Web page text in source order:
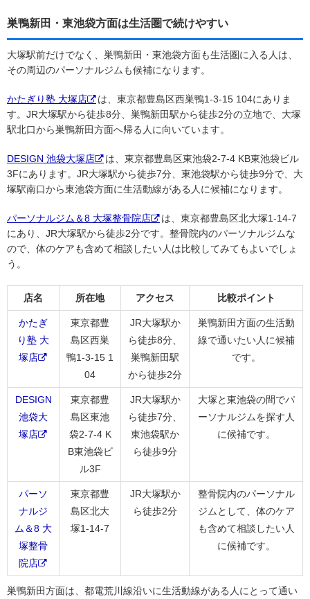
巣鴨新田・東池袋方面は生活圏で続けやすい
大塚駅前だけでなく、巣鴨新田・東池袋方面も生活圏に入る人は、
その周辺のパーソナルジムも候補になります。
かたぎり塾 大塚店
は、東京都豊島区西巣鴨1-3-15 104にありま
す。JR大塚駅から徒歩8分、巣鴨新田駅から徒歩2分の立地で、大塚
駅北口から巣鴨新田方面へ帰る人に向いています。
DESIGN 池袋大塚店
は、東京都豊島区東池袋2-7-4 KB東池袋ビル
3Fにあります。JR大塚駅から徒歩7分、東池袋駅から徒歩9分で、大
塚駅南口から東池袋方面に生活動線がある人に候補になります。
パーソナルジム＆8 大塚整骨院店
は、東京都豊島区北大塚1-14-7
にあり、JR大塚駅から徒歩2分です。整骨院内のパーソナルジムな
ので、体のケアも含めて相談したい人は比較してみてもよいでしょ
う。
店名 所在地 アクセス 比較ポイント
かたぎ
り塾 大
塚店
東京都豊
島区西巣
鴨1-3-15 1
04
JR大塚駅か
ら徒歩8分、
巣鴨新田駅
から徒歩2分
巣鴨新田方面の生活動
線で通いたい人に候補
です。
DESIGN
池袋大
塚店
東京都豊
島区東池
袋2-7-4 K
B東池袋ビ
ル3F
JR大塚駅か
ら徒歩7分、
東池袋駅か
ら徒歩9分
大塚と東池袋の間でパ
ーソナルジムを探す人
に候補です。
パーソ
ナルジ
ム＆8 大
塚整骨
院店
東京都豊
島区北大
塚1-14-7
JR大塚駅か
ら徒歩2分
整骨院内のパーソナル
ジムとして、体のケア
も含めて相談したい人
に候補です。
巣鴨新田方面は、都電荒川線沿いに生活動線がある人にとって通い